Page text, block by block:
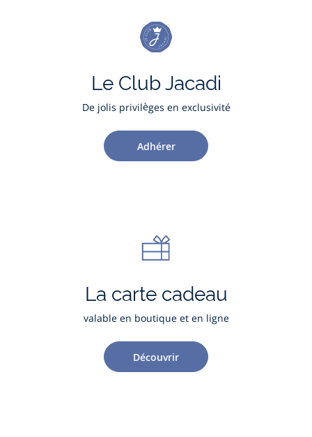
Le Club Jacadi
De jolis privilèges en exclusivité
Adhérer
La carte cadeau
valable en boutique et en ligne
Découvrir